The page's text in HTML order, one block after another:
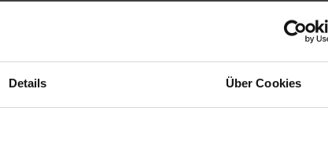
Details Über Cookies
Beratungstermin
Probefahrt